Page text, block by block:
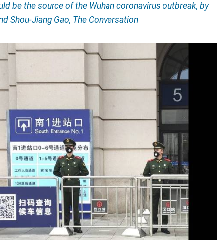
be the source of the Wuhan coronavirus outbreak, by
Shou-Jiang Gao, The Conversation